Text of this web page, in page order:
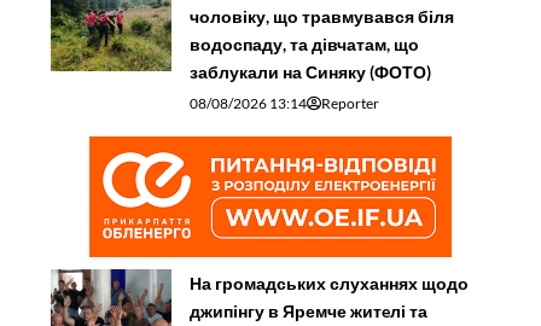
чоловіку, що травмувався біля
водоспаду, та дівчатам, що
заблукали на Синяку (ФОТО)
08/08/2026 13:14 Reporter
На громадських слуханнях щодо
джипінгу в Яремче житeлі та